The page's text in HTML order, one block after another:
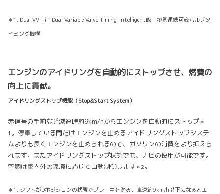
＊1. Dual VVT-i：Dual Variable Valve Timing-Intelligent吸・排気連続可変バルブタ
イミング機構
エンジンのアイドリングを自動的にストップさせ、燃費の
向上に貢献。
アイドリングストップ機能（Stop&Start System）
赤信号の手前など減速時約9km/hからエンジンを自動的にストップ＊
1 。停車している間だけエンジンを止めるアイドリングストップシステ
ムよりも長くエンジンを止められるので、ガソリンの消費をより抑えら
れます。またアイドリングストップ状態でも、ナビの使用が可能です。
空調は車内外の環境に応じて自動制御します＊2。
＊1. シフトがDポジションの状態でブレーキを踏み、車速約9km/h以下になるとエ